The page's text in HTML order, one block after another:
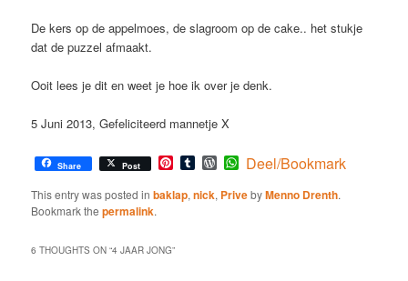
De kers op de appelmoes, de slagroom op de cake.. het stukje
dat de puzzel afmaakt.
Ooit lees je dit en weet je hoe ik over je denk.
5 Juni 2013, Gefeliciteerd mannetje X
Share Post Pinterest
TumblrWordPress
WhatsApp
Deel/Bookmark
This entry was posted inbaklap,nick, PrivebyMenno Drenth.
Bookmark thepermalink.
6 THOUGHTS ON “4 JAAR JONG”